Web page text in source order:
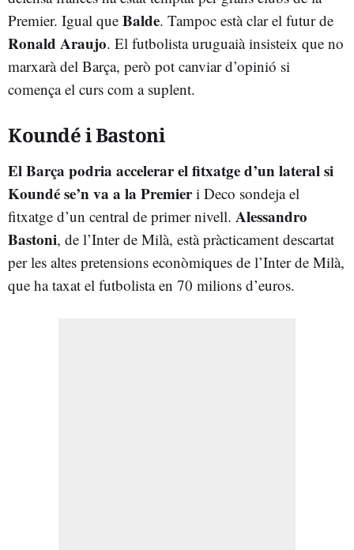
Premier. Igual que Balde. Tampoc està clar el futur de
Ronald Araujo. El futbolista uruguaià insisteix que no
marxarà del Barça, però pot canviar d’opinió si
comença el curs com a suplent.
Koundé i Bastoni
El Barça podria accelerar el fitxatge d’un lateral si
Koundé se’n va a la Premieri Deco sondeja el
fitxatge d’un central de primer nivell. Alessandro
Bastoni, de l’Inter de Milà, està pràcticament descartat
per les altes pretensions econòmiques de l’Inter de Milà,
que ha taxat el futbolista en 70 milions d’euros.